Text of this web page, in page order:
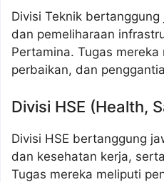
Divisi Teknik
dan pemeliharaan
Pertamina. Tugas mereka
perbaikan, dan
Divisi HSE (Health,
Divisi HSE bertanggung
dan kesehatan kerja,
Tugas mereka meliputi